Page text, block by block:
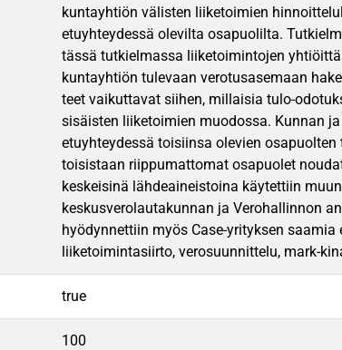
kuntayhtiön välisten liiketoimien
etuyhteydessä olevilta osapuolilta.
tässä tutkielmassa liiketoimintojen
kuntayhtiön tulevaan verotusasemaan
teet vaikuttavat siihen, millaisia tulo-
sisäisten liiketoimien muodossa. Kunnan
etuyhteydessä toisiinsa olevien
toisistaan riippumattomat osapuolet
keskeisinä lähdeaineistoina käytettiin
keskusverolautakunnan ja Verohallinnon
hyödynnettiin myös Case-yrityksen
liiketoimintasiirto, verosuunnittelu, mark-
true
100